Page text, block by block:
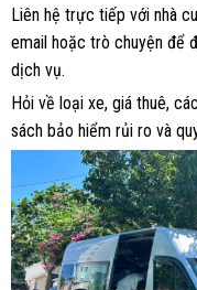
Liên hệ trực tiếp với nhà
email hoặc trò chuyện để
dịch vụ.
Hỏi về loại xe, giá thuê,
sách bảo hiểm rủi ro và